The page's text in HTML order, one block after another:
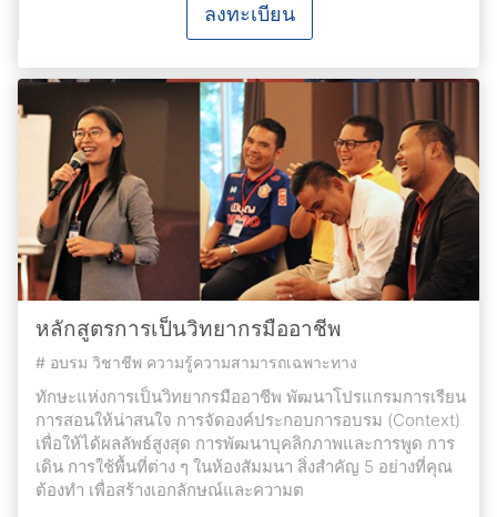
ลงทะเบียน
หลักสูตรการเป็นวิทยากรมืออาชีพ
# อบรม วิชาชีพ ความรู้ความสามารถเฉพาะทาง
ทักษะแห่งการเป็นวิทยากรมืออาชีพ พัฒนาโปรแกรมการเรียน
การสอนให้น่าสนใจ การจัดองค์ประกอบการอบรม (Context)
เพื่อให้ได้ผลลัพธ์สูงสุด การพัฒนาบุคลิกภาพและการพูด การ
เดิน การใช้พื้นที่ต่าง ๆ ในห้องสัมมนา สิ่งสำคัญ 5 อย่างที่คุณ
ต้องทำ เพื่อสร้างเอกลักษณ์และความต